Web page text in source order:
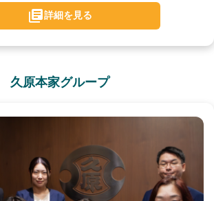
詳細を見る
久原本家グループ